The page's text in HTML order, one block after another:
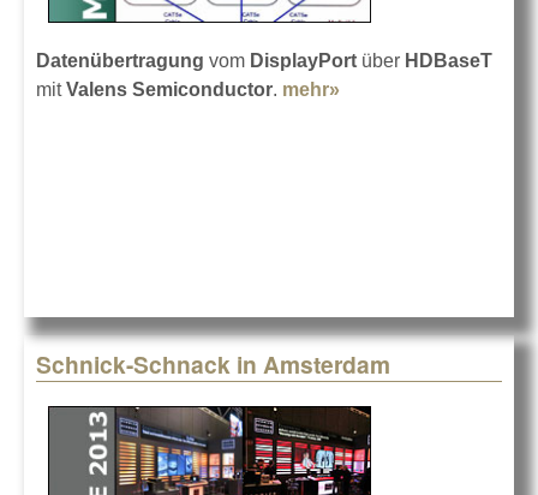
Datenübertragung vom DisplayPort über HDBaseT
mitValens Semiconductor. mehr»
Schnick-Schnack in Amsterdam